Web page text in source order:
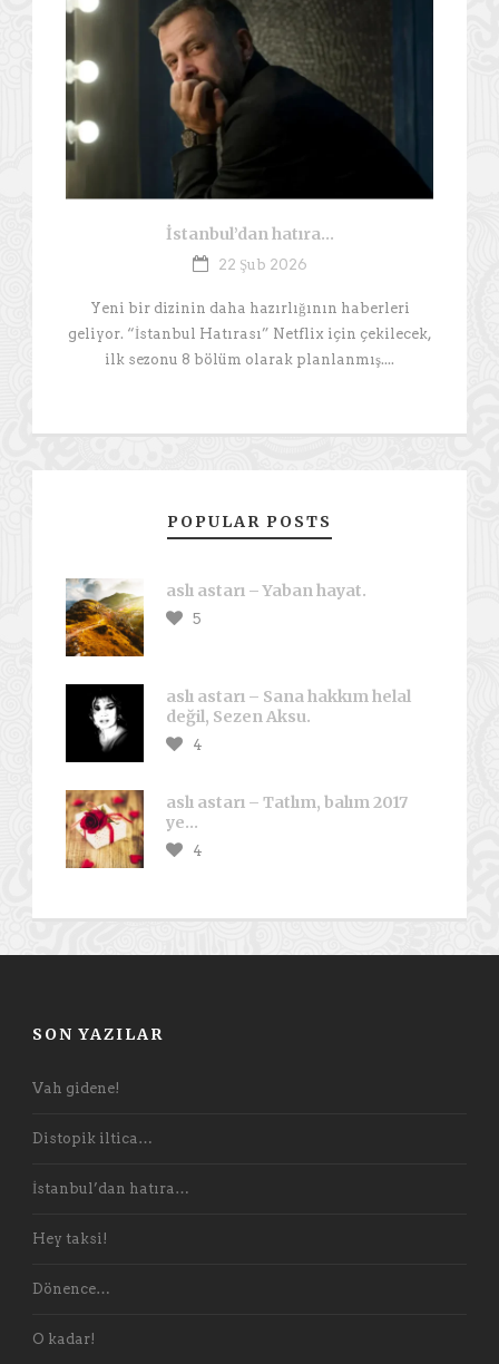
İstanbul’dan hatıra…
22 Şub 2026
Yeni bir dizinin daha hazırlığının haberleri
geliyor. “İstanbul Hatırası” Netflix için çekilecek,
ilk sezonu 8 bölüm olarak planlanmış....
POPULAR POSTS
aslı astarı – Yaban hayat.
5
aslı astarı – Sana hakkım helal
değil, Sezen Aksu.
4
aslı astarı – Tatlım, balım 2017
ye…
4
SON YAZILAR
Vah gidene!
Distopik iltica…
İstanbul’dan hatıra…
Hey taksi!
Dönence…
O kadar!